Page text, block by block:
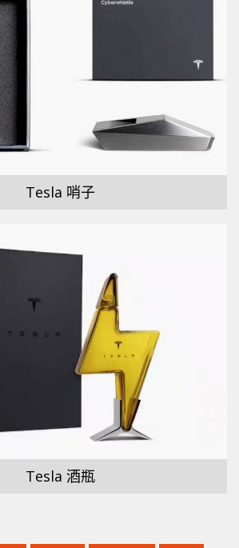
Tesla 哨子
Tesla 酒瓶